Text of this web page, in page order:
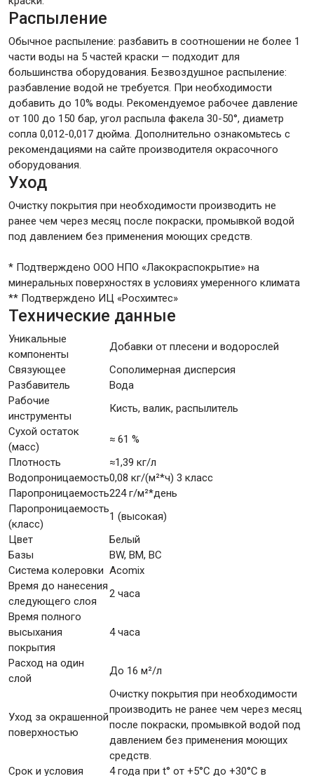
Распыление
Обычное распыление: разбавить в соотношении не более 1
части воды на 5 частей краски — подходит для
большинства оборудования. Безвоздушное распыление:
разбавление водой не требуется. При необходимости
добавить до 10% воды. Рекомендуемое рабочее давление
от 100 до 150 бар, угол распыла факела 30-50°, диаметр
сопла 0,012-0,017 дюйма. Дополнительно ознакомьтесь с
рекомендациями на сайте производителя окрасочного
оборудования.
Уход
Очистку покрытия при необходимости производить не
ранее чем через месяц после покраски, промывкой водой
под давлением без применения моющих средств.
* Подтверждено ООО НПО «Лакокраспокрытие» на
минеральных поверхностях в условиях умеренного климата
** Подтверждено ИЦ «Росхимтес»
Технические данные
Уникальные
компоненты
Добавки от плесени и водорослей
Связующее
Сополимерная дисперсия
Разбавитель
Вода
Рабочие
инструменты
Кисть, валик, распылитель
Сухой остаток
(масс)
≈ 61 %
Плотность
≈1,39 кг/л
Водопроницаемость0,08 кг/(м²*ч) 3 класс
Паропроницаемость224 г/м²*день
Паропроницаемость
(класс)
1 (высокая)
Цвет
Белый
Базы
BW, BM, BC
Система колеровки Acomix
Время до нанесения
следующего слоя
2 часа
Время полного
высыхания
покрытия
4 часа
Расход на один
слой
До 16 м²/л
Уход за окрашенной
поверхностью
Очистку покрытия при необходимости
производить не ранее чем через месяц
после покраски, промывкой водой под
давлением без применения моющих
средств.
Срок и условия
4 года при t° от +5°С до +30°С в